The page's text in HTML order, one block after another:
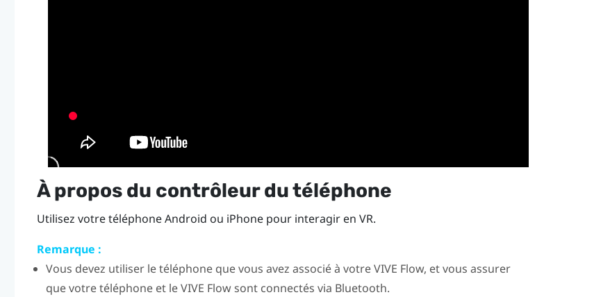
À propos du contrôleur du téléphone
Utilisez votre téléphoneAndroid ou iPhonepour interagir en VR.
Remarque :
Vous devez utiliser le téléphone que vous avez associé à votreVIVE Flow, et vous assurer
que votre téléphone et leVIVE Flowsont connectés via Bluetooth.